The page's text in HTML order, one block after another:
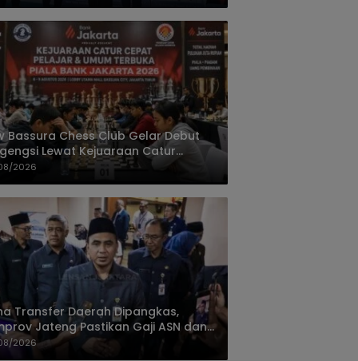
Bassura Chess Club Gelar Debut
Lewat Kejuaraan Catur
Piala Bank Jakarta 2026
2026
Transfer Daerah Dipangkas,
Jateng Pastikan Gaji ASN dan
Tetap Aman
2026